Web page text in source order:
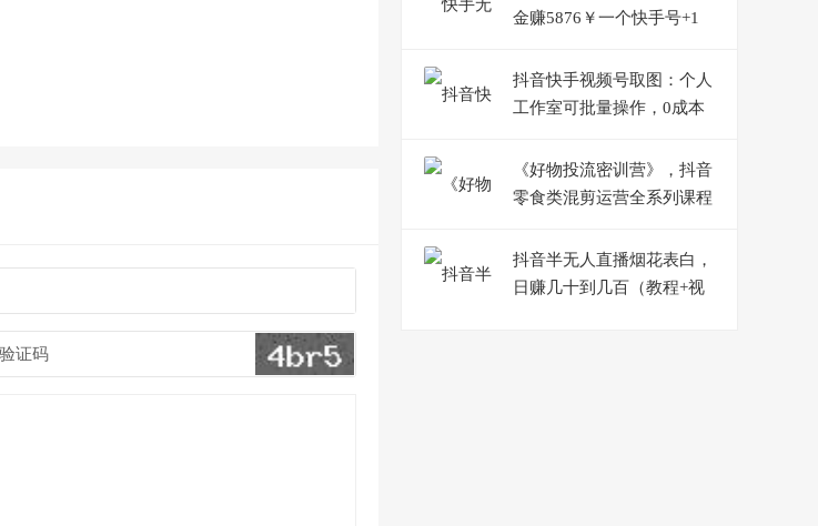
金赚5876￥一个快手号+1
抖音快手视频号取图：个人
工作室可批量操作，0成本
《好物投流密训营》，抖音
零食类混剪运营全系列课程
抖音半无人直播烟花表白，
日赚几十到几百（教程+视